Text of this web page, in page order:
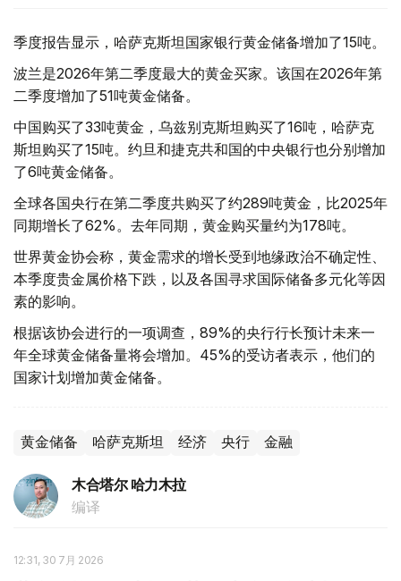
季度报告显示，哈萨克斯坦国家银行黄金储备增加了15吨。
波兰是2026年第二季度最大的黄金买家。该国在2026年第
二季度增加了51吨黄金储备。
中国购买了33吨黄金，乌兹别克斯坦购买了16吨，哈萨克
斯坦购买了15吨。约旦和捷克共和国的中央银行也分别增加
了6吨黄金储备。
全球各国央行在第二季度共购买了约289吨黄金，比2025年
同期增长了62%。去年同期，黄金购买量约为178吨。
世界黄金协会称，黄金需求的增长受到地缘政治不确定性、
本季度贵金属价格下跌，以及各国寻求国际储备多元化等因
素的影响。
根据该协会进行的一项调查，89%的央行行长预计未来一
年全球黄金储备量将会增加。45%的受访者表示，他们的
国家计划增加黄金储备。
黄金储备 哈萨克斯坦 经济 央行 金融
木合塔尔 哈力木拉
编译
12:31, 30 7月 2026